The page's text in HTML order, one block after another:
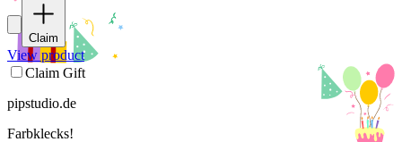
Claim
View product
Claim Gift
pipstudio.de
Farbklecks!